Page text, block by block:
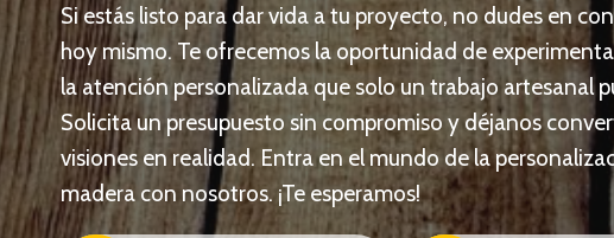
Si estás listo para dar vida a tu proyecto, no dudes en
hoy mismo. Te ofrecemos la oportunidad de
la atención personalizada que solo un trabajo artesanal
Solicita un presupuesto sin compromiso y déjanos
visiones en realidad. Entra en el mundo de la
madera con nosotros. ¡Te esperamos!